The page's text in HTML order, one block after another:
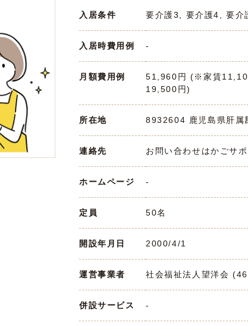
入居条件 要介護3, 要介護4, 要介
入居時費用例 -
月額費用例
51,960円 (※家賃
19,500円)
所在地 8932604 鹿児島県肝
連絡先 お問い合わせはかごサ
ホームページ -
定員 50名
開設年月日 2000/4/1
運営事業者 社会福祉法人望洋会
併設サービス -